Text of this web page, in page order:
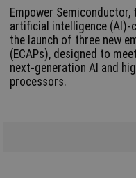
Empower
artificial intelligence (AI)-
the launch of three new
(ECAPs), designed to
next-generation AI and
processors.